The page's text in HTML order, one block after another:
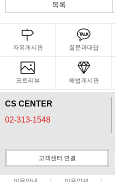
목록
자유게시판 질문과대답
포토리뷰 해법게시판
CS CENTER
02-313-1548
고객센터 연결